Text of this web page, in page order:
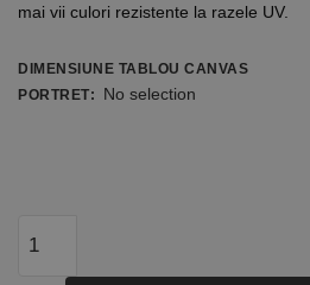
mai vii culori rezistente la razele UV.
DIMENSIUNE TABLOU CANVAS
PORTRET: No selection